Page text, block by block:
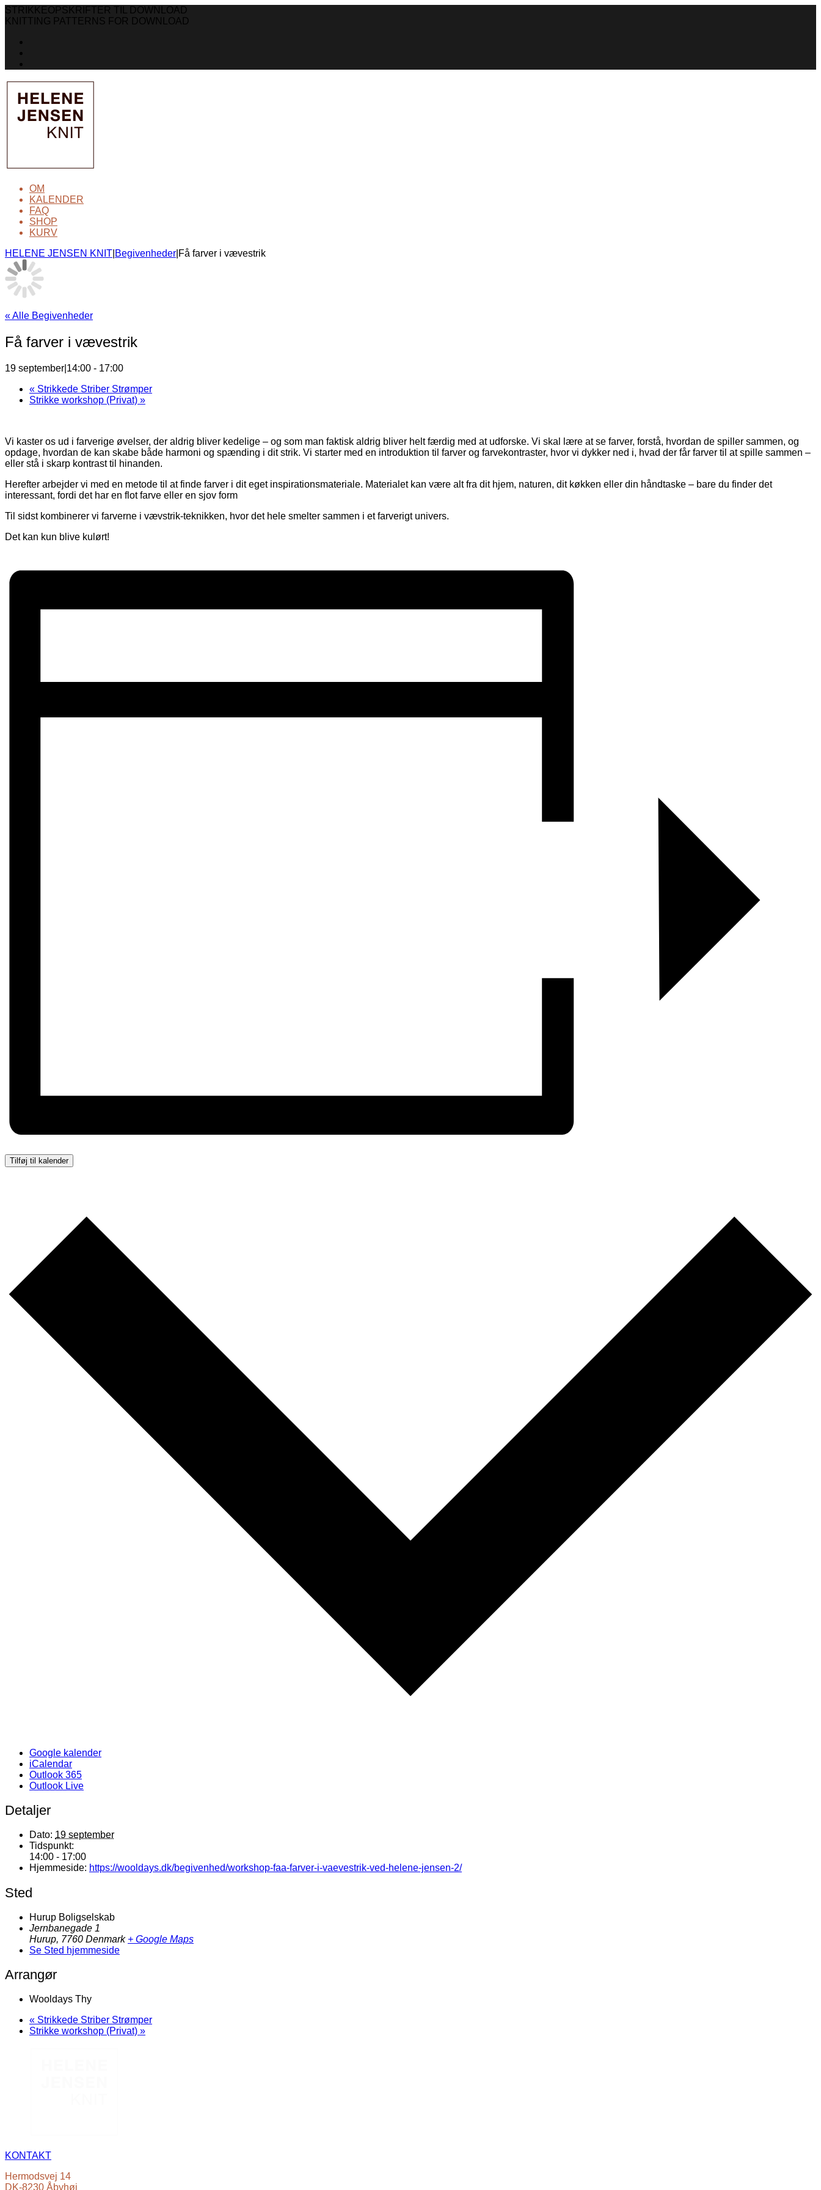
STRIKKEOPSKRIFTER TIL DOWNLOAD
KNITTING PATTERNS FOR DOWNLOAD
OM
KALENDER
FAQ
SHOP
KURV
HELENE JENSEN KNIT Begivenheder Få farver i vævestrik
« Alle Begivenheder
Få farver i vævestrik
19 september|14:00 - 17:00
« Strikkede Striber Strømper
Strikke workshop (Privat) »
Vi kaster os ud i farverige øvelser, der aldrig bliver kedelige – og som man faktisk aldrig bliver helt færdig med at udforske. Vi skal lære at se farver, forstå, hvordan de spiller sammen, og
opdage, hvordan de kan skabe både harmoni og spænding i dit strik. Vi starter med en introduktion til farver og farvekontraster, hvor vi dykker ned i, hvad der får farver til at spille sammen –
eller stå i skarp kontrast til hinanden.
Herefter arbejder vi med en metode til at finde farver i dit eget inspirationsmateriale. Materialet kan være alt fra dit hjem, naturen, dit køkken eller din håndtaske – bare du finder det
interessant, fordi det har en flot farve eller en sjov form
Til sidst kombinerer vi farverne i vævstrik-teknikken, hvor det hele smelter sammen i et farverigt univers.
Det kan kun blive kulørt!
Tilføj til kalender
Google kalender
iCalendar
Outlook 365
Outlook Live
Detaljer
Dato: 19 september
Tidspunkt:
14:00 - 17:00
Hjemmeside: https://wooldays.dk/begivenhed/workshop-faa-farver-i-vaevestrik-ved-helene-jensen-2/
Sted
Hurup Boligselskab
Jernbanegade 1
Hurup, 7760 Denmark + Google Maps
Se Sted hjemmeside
Arrangør
Wooldays Thy
« Strikkede Striber Strømper
Strikke workshop (Privat) »
KONTAKT
Hermodsvej 14
DK-8230 Åbyhøj